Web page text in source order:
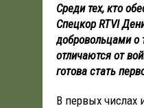
Среди тех, кто
Спецкор RTVI
добровольцами о
отличаются от
готова стать
В первых числах